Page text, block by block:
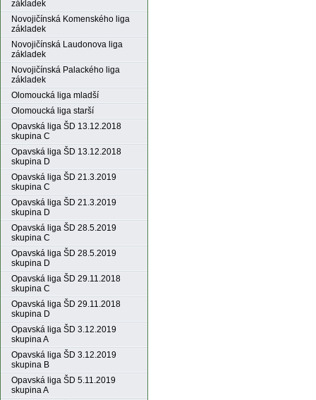
základek
Novojičínská Komenského liga
základek
Novojičínská Laudonova liga
základek
Novojičínská Palackého liga
základek
Olomoucká liga mladší
Olomoucká liga starší
Opavská liga ŠD 13.12.2018
skupina C
Opavská liga ŠD 13.12.2018
skupina D
Opavská liga ŠD 21.3.2019
skupina C
Opavská liga ŠD 21.3.2019
skupina D
Opavská liga ŠD 28.5.2019
skupina C
Opavská liga ŠD 28.5.2019
skupina D
Opavská liga ŠD 29.11.2018
skupina C
Opavská liga ŠD 29.11.2018
skupina D
Opavská liga ŠD 3.12.2019
skupina A
Opavská liga ŠD 3.12.2019
skupina B
Opavská liga ŠD 5.11.2019
skupina A